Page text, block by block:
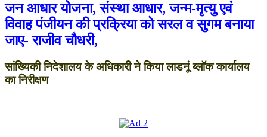
जन आधार योजना, संस्था आधार, जन्म-मृत्यु एवं
विवाह पंजीयन की प्रक्रिया को सरल व सुगम बनाया
जाए- राजीव चौधरी,
सांख्यिकी निदेशालय के अधिकारी ने किया लाडनूं ब्लॉक कार्यालय
का निरीक्षण